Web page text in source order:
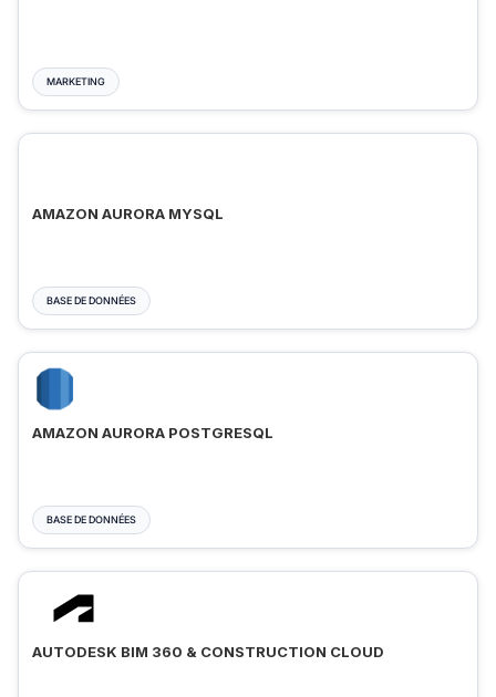
MARKETING
AMAZON AURORA MYSQL
BASE DE DONNÉES
AMAZON AURORA POSTGRESQL
BASE DE DONNÉES
AUTODESK BIM 360 & CONSTRUCTION CLOUD